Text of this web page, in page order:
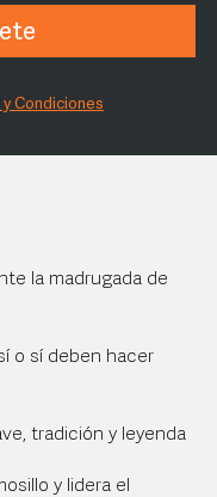
y Condiciones
la madrugada de
o sí deben hacer
tradición y leyenda
y lidera el